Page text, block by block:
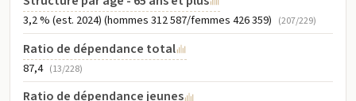
freine les perspectives économiques de la nombreuse population
en âge de travailler du Burkina Faso. La migration a
traditionnellement été un mode de vie pour les Burkinabè, la
migration saisonnière étant remplacée par des séjours allant jusqu'à
deux ans à l'étranger. La Côte d'Ivoire reste la principale destination,
3,2 % (est. 2024) (hommes 312 587/femmes 426 359) (207/229)
Ratio de dépendance total
87,4 (13/228)
Ratio de dépendance jeunes